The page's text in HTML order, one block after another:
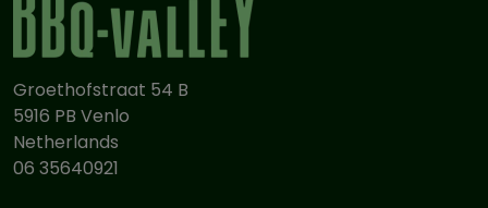
Groethofstraat 54 B
5916 PB Venlo
Netherlands
06 35640921